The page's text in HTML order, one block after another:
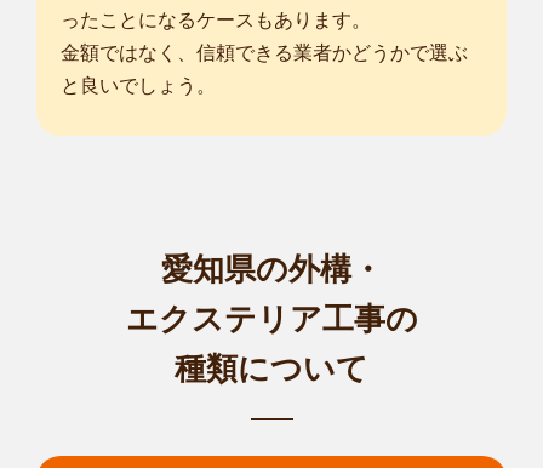
ったことになるケースもあります。
金額ではなく、信頼できる業者かどうかで選ぶ
と良いでしょう。
愛知県の外構・
エクステリア工事の
種類について